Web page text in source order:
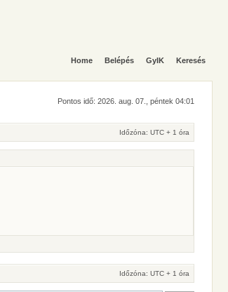
Home Belépés GyIK Keresés
Pontos idő: 2026. aug. 07., péntek 04:01
Időzóna: UTC + 1 óra
Időzóna: UTC + 1 óra